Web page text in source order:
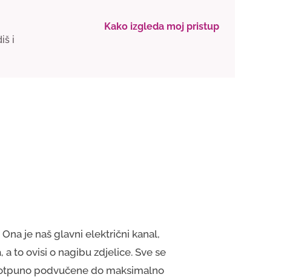
i
Kako izgleda moj pristup
je naš glavni električni kanal,
to ovisi o nagibu zdjelice. Sve se
podvučene do maksimalno